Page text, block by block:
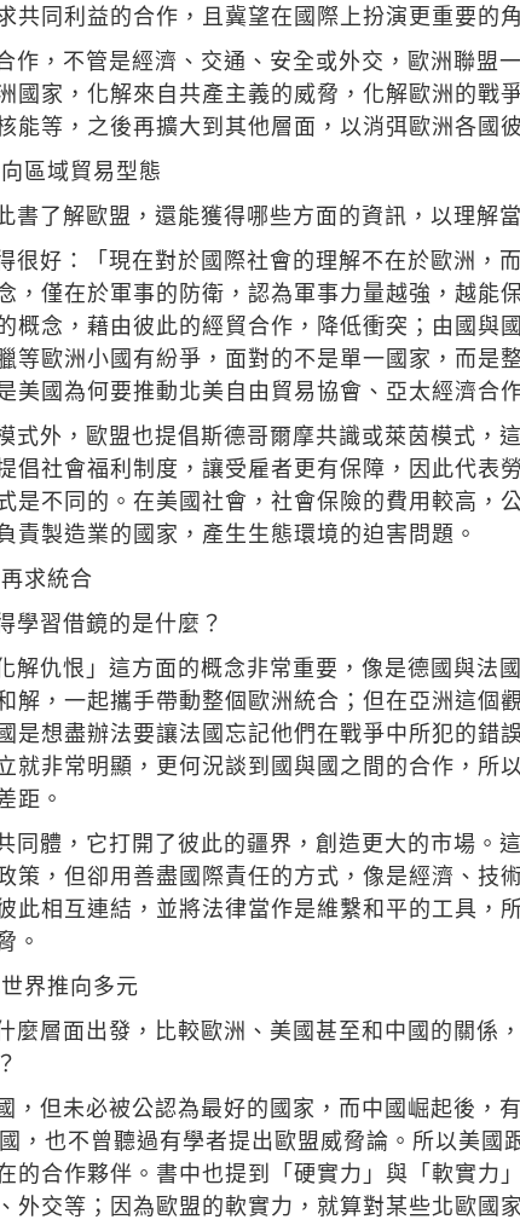
共同利益的合作，且冀望在國際上扮演更重要的
作，不管是經濟、交通、安全或外交，歐洲聯盟
國家，化解來自共產主義的威脅，化解歐洲的戰
能等，之後再擴大到其他層面，以消弭歐洲各國
區域貿易型態
書了解歐盟，還能獲得哪些方面的資訊，以理解
很好：「現在對於國際社會的理解不在於歐洲，
，僅在於軍事的防衛，認為軍事力量越強，越能
概念，藉由彼此的經貿合作，降低衝突；由國與
等歐洲小國有紛爭，面對的不是單一國家，而是
美國為何要推動北美自由貿易協會、亞太經濟合
式外，歐盟也提倡斯德哥爾摩共識或萊茵模式，
倡社會福利制度，讓受雇者更有保障，因此代表
是不同的。在美國社會，社會保險的費用較高，
責製造業的國家，產生生態環境的迫害問題。
求統合
學習借鏡的是什麼？
解仇恨」這方面的概念非常重要，像是德國與法
解，一起攜手帶動整個歐洲統合；但在亞洲這個
是想盡辦法要讓法國忘記他們在戰爭中所犯的錯
就非常明顯，更何況談到國與國之間的合作，所
距。
同體，它打開了彼此的疆界，創造更大的市場。
策，但卻用善盡國際責任的方式，像是經濟、技
此相互連結，並將法律當作是維繫和平的工具，
。
界推向多元
麼層面出發，比較歐洲、美國甚至和中國的關係
，但未必被公認為最好的國家，而中國崛起後，
，也不曾聽過有學者提出歐盟威脅論。所以美國
的合作夥伴。書中也提到「硬實力」與「軟實力
外交等；因為歐盟的軟實力，就算對某些北歐國